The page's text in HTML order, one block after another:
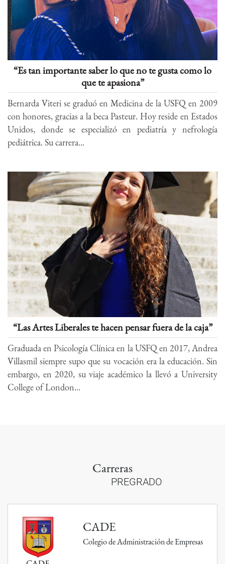
“Es tan importante saber lo que no te gusta como lo
que te apasiona”
Bernarda Viteri se graduó en Medicina de la USFQ en 2009
con honores, gracias a la beca Pasteur. Hoy reside en Estados
Unidos, donde se especializó en pediatría y nefrología
pediátrica. Su carrera...
“Las Artes Liberales te hacen pensar fuera de la caja”
Graduada en Psicología Clínica en la USFQ en 2017, Andrea
Villasmil siempre supo que su vocación era la educación. Sin
embargo, en 2020, su viaje académico la llevó a University
College of London...
Carreras
PREGRADO
CADE
Colegio de Administración de Empresas